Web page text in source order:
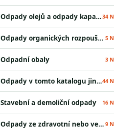
Odpady olejů a odpady kapalných paliv34 N
Odpady organických rozpouštědel 5 N
Odpadní obaly 3 N
Odpady v tomto katalogu jinak neurčené44 N
Stavební a demoliční odpady 16 N
Odpady ze zdravotní nebo veterinární péče a /nebo z výzkumu s nimi souvisejícího 9 N